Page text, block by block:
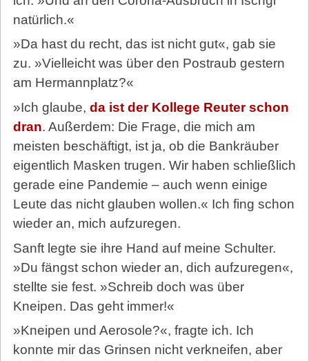
natürlich.«
»Da hast du recht, das ist nicht gut«, gab sie
zu. »Vielleicht was über den Postraub gestern
am Hermannplatz?«
»Ich glaube, da ist der Kollege Reuter schon
dran. Außerdem: Die Frage, die mich am
meisten beschäftigt, ist ja, ob die Bankräuber
eigentlich Masken trugen. Wir haben schließlich
gerade eine Pandemie – auch wenn einige
Leute das nicht glauben wollen.« Ich fing schon
wieder an, mich aufzuregen.
Sanft legte sie ihre Hand auf meine Schulter.
»Du fängst schon wieder an, dich aufzuregen«,
stellte sie fest. »Schreib doch was über
Kneipen. Das geht immer!«
»Kneipen und Aerosole?«, fragte ich. Ich
konnte mir das Grinsen nicht verkneifen, aber